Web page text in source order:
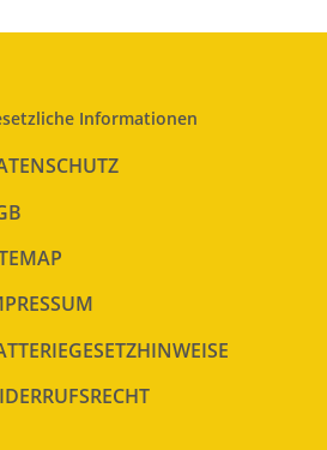
Informationen